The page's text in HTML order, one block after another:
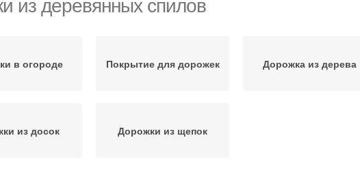
из деревянных спилов
в огороде Покрытие для дорожек Дорожка из дерева
из досок Дорожки из щепок